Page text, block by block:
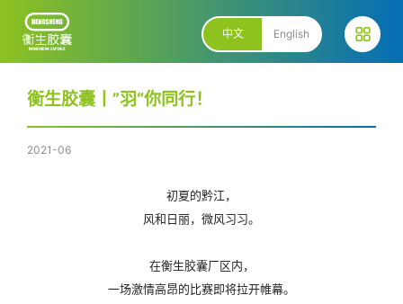
中文 English
首页
关于衡生
公司规模
衡生胶囊丨”羽“你同行！
2021-06
初夏的黔江，
风和日丽，微风习习。
在衡生胶囊厂区内，
一场激情高昂的比赛即将拉开帷幕。